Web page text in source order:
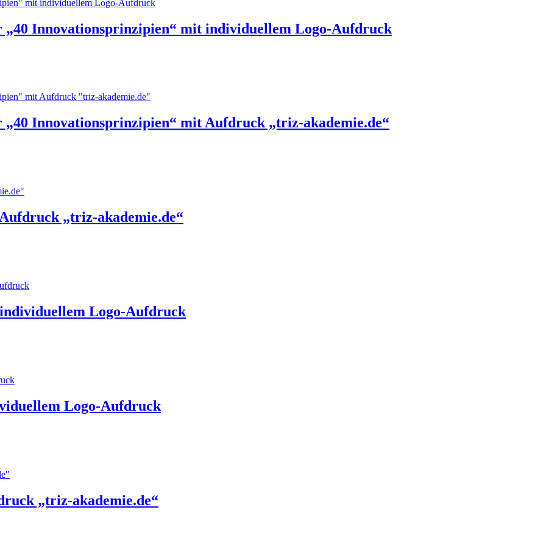
„40 Innovationsprinzipien“ mit individuellem Logo-Aufdruck
„40 Innovationsprinzipien“ mit Aufdruck „triz-akademie.de“
„triz-akademie.de“
Logo-Aufdruck
Logo-Aufdruck
„triz-akademie.de“